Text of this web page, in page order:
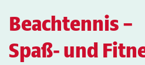
Beachtennis –
Spaß- und